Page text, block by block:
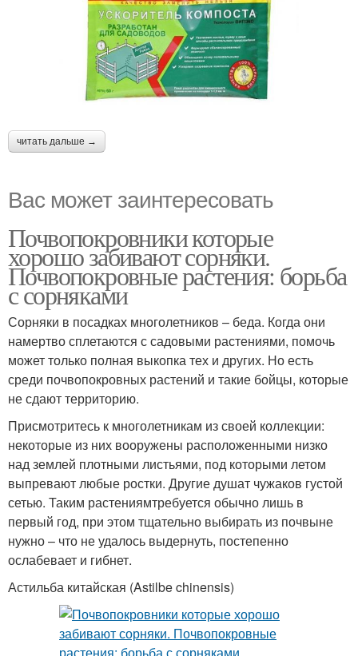
читать дальше →
Вас может заинтересовать
Почвопокровники которые
хорошо забивают сорняки.
Почвопокровные растения: борьба
с сорняками
Сорняки в посадках многолетников – беда. Когда они
намертво сплетаются с садовыми растениями, помочь
может только полная выкопка тех и других. Но есть
среди почвопокровных растений и такие бойцы, которые
не сдают территорию.
Присмотритесь к многолетникам из своей коллекции:
некоторые из них вооружены расположенными низко
над землей плотными листьями, под которыми летом
выпревают любые ростки. Другие душат чужаков густой
сетью. Таким растениямтребуется обычно лишь в
первый год, при этом тщательно выбирать из почвыне
нужно – что не удалось выдернуть, постепенно
ослабевает и гибнет.
Астильба китайская (Astilbe chinensis)